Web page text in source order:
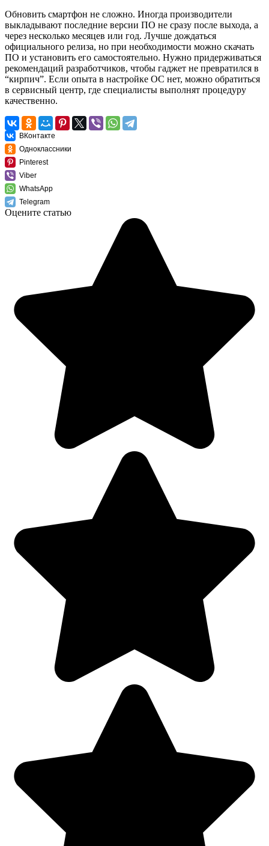
Обновить смартфон не сложно. Иногда производители
выкладывают последние версии ПО не сразу после выхода, а
через несколько месяцев или год. Лучше дождаться
официального релиза, но при необходимости можно скачать
ПО и установить его самостоятельно. Нужно придерживаться
рекомендаций разработчиков, чтобы гаджет не превратился в
“кирпич”. Если опыта в настройке ОС нет, можно обратиться
в сервисный центр, где специалисты выполнят процедуру
качественно.
ВКонтакте
Одноклассники
Pinterest
Viber
WhatsApp
Telegram
Оцените статью